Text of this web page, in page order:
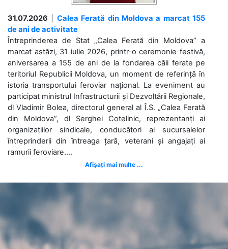
31.07.2026
Calea Ferată din Moldova a marcat 155
de ani de activitate
Întreprinderea de Stat „Calea Ferată din Moldova” a
marcat astăzi, 31 iulie 2026, printr-o ceremonie festivă,
aniversarea a 155 de ani de la fondarea căii ferate pe
teritoriul Republicii Moldova, un moment de referință în
istoria transportului feroviar național. La eveniment au
participat ministrul Infrastructurii și Dezvoltării Regionale,
dl Vladimir Bolea, directorul general al Î.S. „Calea Ferată
din Moldova”, dl Serghei Cotelinic, reprezentanți ai
organizațiilor sindicale, conducători ai sucursalelor
întreprinderii din întreaga țară, veterani și angajați ai
ramurii feroviare....
Afișați mai multe ...